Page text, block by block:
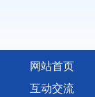
网站首页
互动交流